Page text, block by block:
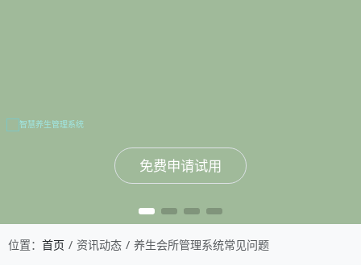
免费申请试用
免费申请试用
免费申请试用
免费申请试用
位置： 首页 资讯动态 养生会所管理系统常见问题